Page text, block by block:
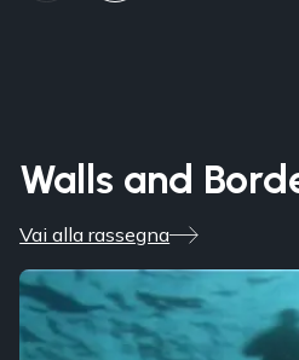
Walls and
Vai alla rassegna